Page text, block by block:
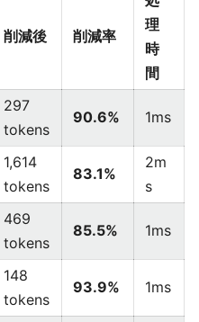
削減後 削減率
理
時
間
297
tokens
90.6% 1ms
1,614
tokens
83.1%
2m
s
469
tokens
85.5% 1ms
148
tokens
93.9% 1ms